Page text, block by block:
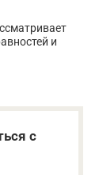
и
с